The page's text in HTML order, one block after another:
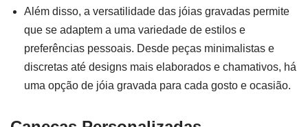
Além disso, a versatilidade das jóias gravadas permite
que se adaptem a uma variedade de estilos e
preferências pessoais. Desde peças minimalistas e
discretas até designs mais elaborados e chamativos, há
uma opção de jóia gravada para cada gosto e ocasião.